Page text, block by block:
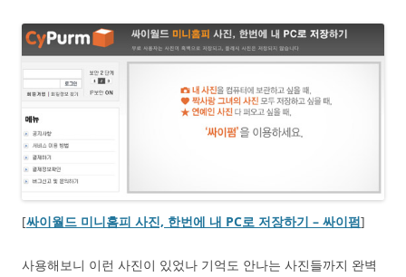
[싸이월드 미니홈피 사진, 한번에 내 PC로 저장하기 – 싸이펌]
사용해보니 이런 사진이 있었나 기억도 안나는 사진들까지 완벽